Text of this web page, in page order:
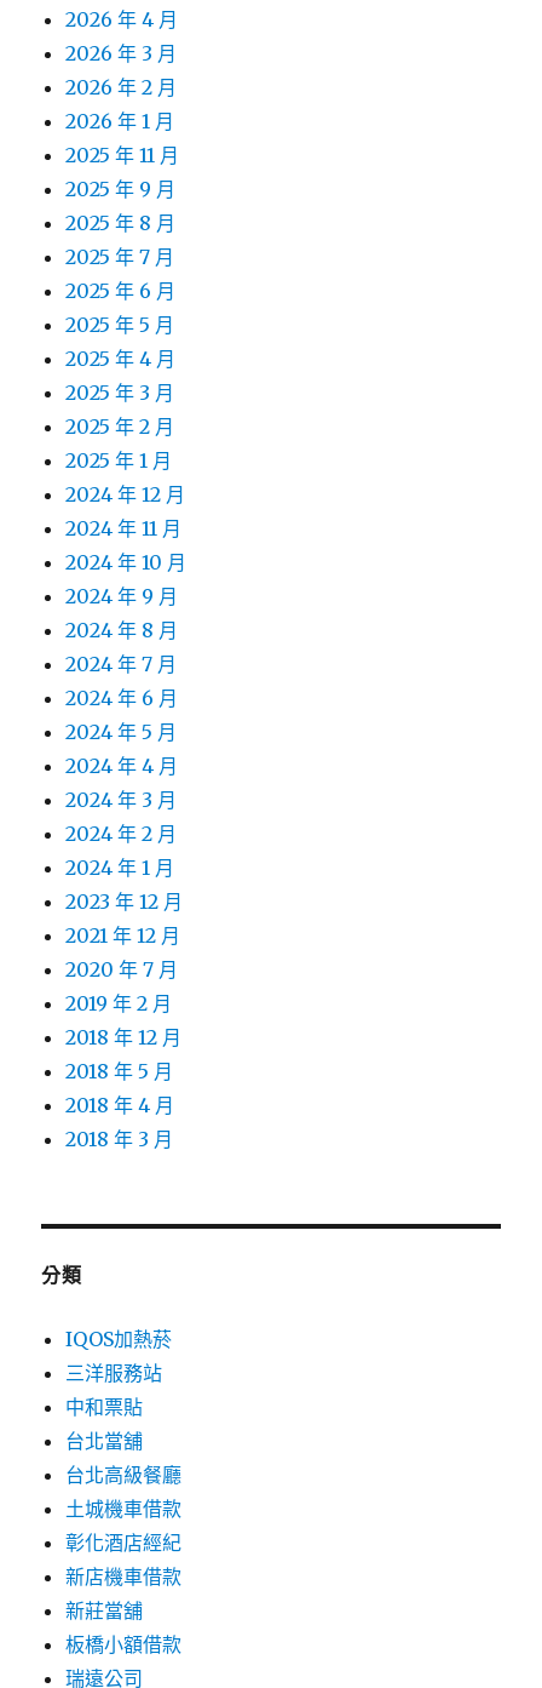
2026 年 4 月
2026 年 3 月
2026 年 2 月
2026 年 1 月
2025 年 11 月
2025 年 9 月
2025 年 8 月
2025 年 7 月
2025 年 6 月
2025 年 5 月
2025 年 4 月
2025 年 3 月
2025 年 2 月
2025 年 1 月
2024 年 12 月
2024 年 11 月
2024 年 10 月
2024 年 9 月
2024 年 8 月
2024 年 7 月
2024 年 6 月
2024 年 5 月
2024 年 4 月
2024 年 3 月
2024 年 2 月
2024 年 1 月
2023 年 12 月
2021 年 12 月
2020 年 7 月
2019 年 2 月
2018 年 12 月
2018 年 5 月
2018 年 4 月
2018 年 3 月
分類
IQOS加熱菸
三洋服務站
中和票貼
台北當舖
台北高級餐廳
土城機車借款
彰化酒店經紀
新店機車借款
新莊當舖
板橋小額借款
瑞遠公司